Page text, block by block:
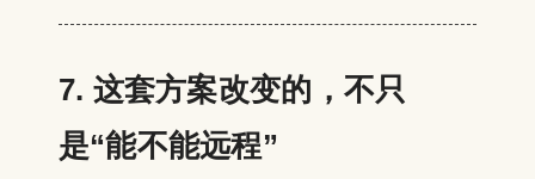
7. 这套方案改变的，不只
是“能不能远程”